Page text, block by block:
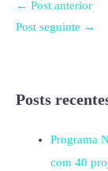
← Post anterior
Post seguinte →
Posts
Programa
com 40